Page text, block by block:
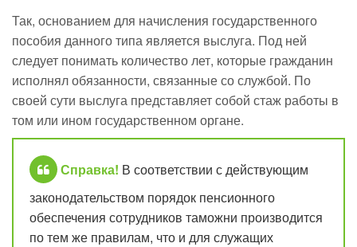
Так, основанием для начисления государственного
пособия данного типа является выслуга. Под ней
следует понимать количество лет, которые гражданин
исполнял обязанности, связанные со службой. По
своей сути выслуга представляет собой стаж работы в
том или ином государственном органе.
Справка! В соответствии с действующим
законодательством порядок пенсионного
обеспечения сотрудников таможни производится
по тем же правилам, что и для служащих